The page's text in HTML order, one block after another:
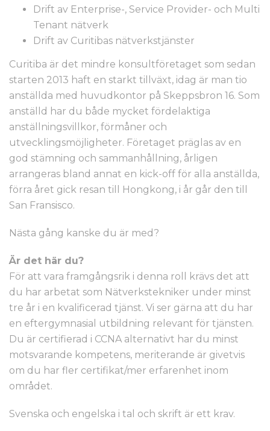
Drift av Enterprise-, Service Provider- och Multi
Tenant nätverk
Drift av Curitibas nätverkstjänster
Curitiba är det mindre konsultföretaget som sedan
starten 2013 haft en starkt tillväxt, idag är man tio
anställda med huvudkontor på Skeppsbron 16. Som
anställd har du både mycket fördelaktiga
anställningsvillkor, förmåner och
utvecklingsmöjligheter. Företaget präglas av en
god stämning och sammanhållning, årligen
arrangeras bland annat en kick-off för alla anställda,
förra året gick resan till Hongkong, i år går den till
San Fransisco.
Nästa gång kanske du är med?
Är det här du?
För att vara framgångsrik i denna roll krävs det att
du har arbetat som Nätverkstekniker under minst
tre år i en kvalificerad tjänst. Vi ser gärna att du har
en eftergymnasial utbildning relevant för tjänsten.
Du är certifierad i CCNA alternativt har du minst
motsvarande kompetens, meriterande är givetvis
om du har fler certifikat/mer erfarenhet inom
området.
Svenska och engelska i tal och skrift är ett krav.